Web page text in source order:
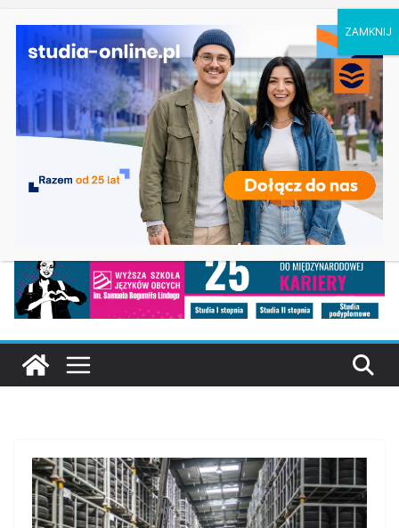
Ostatnie
wpisy:
Dodatkowa rekrutacja na studia 2026/2027 na
UAM w Poznaniu
Studia z zarządzania w Koszalinie
Bezpieczeństwo i certyfikacja żywności w
Rzeszowie
Studia artystyczne w Poznaniu
Psychologia – Warszawska Uczelnia
Ekonomiczna